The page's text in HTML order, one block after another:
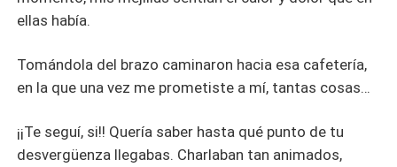
ellas había.
Tomándola del brazo caminaron hacia esa cafetería,
en la que una vez me prometiste a mí, tantas cosas…
¡¡Te seguí, si!! Quería saber hasta qué punto de tu
desvergüenza llegabas. Charlaban tan animados,